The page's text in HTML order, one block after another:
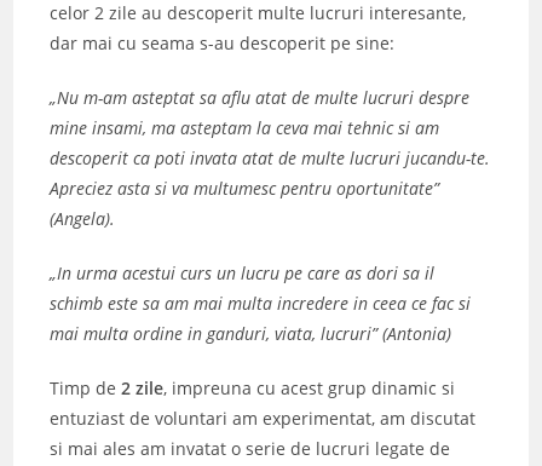
celor 2 zile au descoperit multe lucruri interesante,
dar mai cu seama s-au descoperit pe sine:
„Nu m-am asteptat sa aflu atat de multe lucruri despre
mine insami, ma asteptam la ceva mai tehnic si am
descoperit ca poti invata atat de multe lucruri jucandu-te.
Apreciez asta si va multumesc pentru oportunitate”
(Angela).
„In urma acestui curs un lucru pe care as dori sa il
schimb este sa am mai multa incredere in ceea ce fac si
mai multa ordine in ganduri, viata, lucruri” (Antonia)
Timp de2 zile, impreuna cu acest grup dinamic si
entuziast de voluntari am experimentat, am discutat
si mai ales am invatat o serie de lucruri legate de